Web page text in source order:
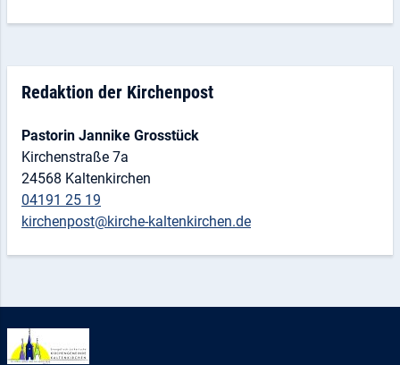
Redaktion der Kirchenpost
Pastorin Jannike Grosstück
Kirchenstraße 7a
24568 Kaltenkirchen
04191 25 19
kirchenpost@kirche-kaltenkirchen.de